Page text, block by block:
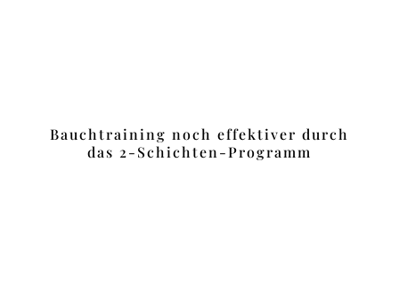
Bauchtraining noch effektiver durch
das 2-Schichten-Programm